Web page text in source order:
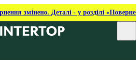
змінено. Деталі - у розділі